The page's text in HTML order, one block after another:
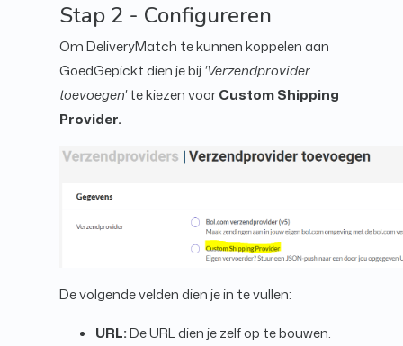
Stap 2 - Configureren
Om DeliveryMatch te kunnen koppelen aan
GoedGepickt dien je bij'Verzendprovider
toevoegen'te kiezen voorCustom Shipping
Provider.
De volgende velden dien je in te vullen:
URL:De URL dien je zelf op te bouwen.